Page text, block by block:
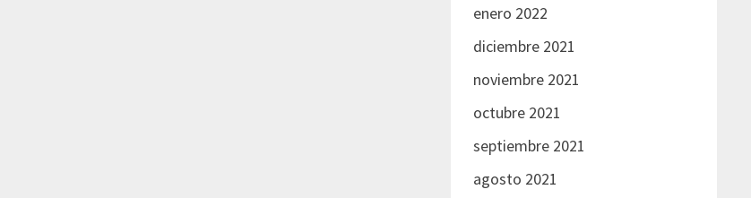
enero 2022
diciembre 2021
noviembre 2021
octubre 2021
septiembre 2021
agosto 2021